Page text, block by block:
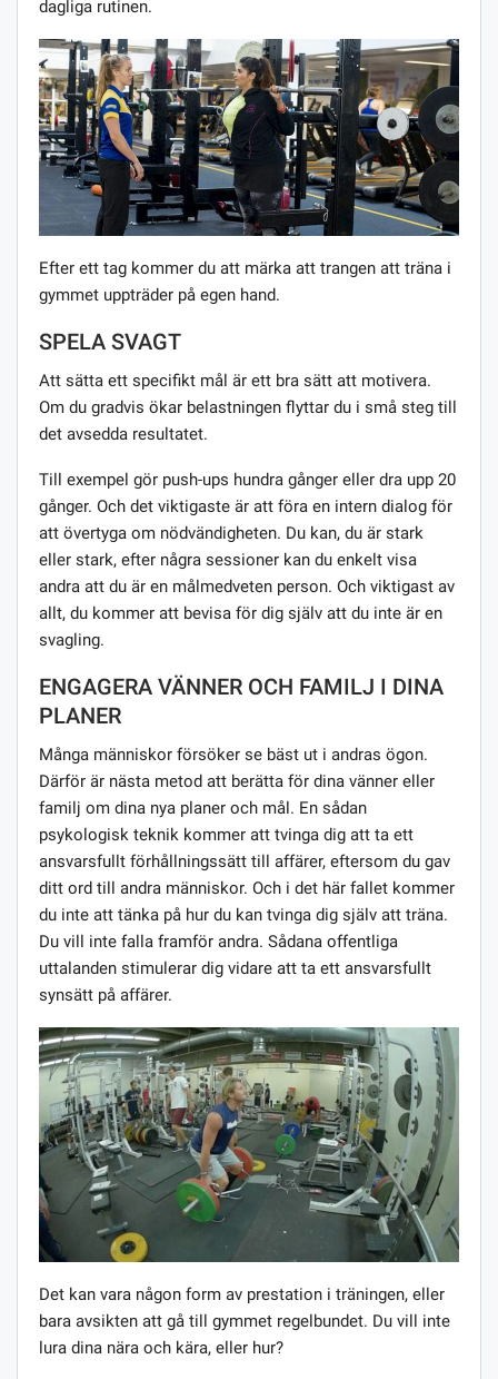
dagliga rutinen.
Efter ett tag kommer du att märka att trangen att träna i
gymmet uppträder på egen hand.
SPELA SVAGT
Att sätta ett specifikt mål är ett bra sätt att motivera.
Om du gradvis ökar belastningen flyttar du i små steg till
det avsedda resultatet.
Till exempel gör push-ups hundra gånger eller dra upp 20
gånger. Och det viktigaste är att föra en intern dialog för
att övertyga om nödvändigheten. Du kan, du är stark
eller stark, efter några sessioner kan du enkelt visa
andra att du är en målmedveten person. Och viktigast av
allt, du kommer att bevisa för dig själv att du inte är en
svagling.
ENGAGERA VÄNNER OCH FAMILJ I DINA
PLANER
Många människor försöker se bäst ut i andras ögon.
Därför är nästa metod att berätta för dina vänner eller
familj om dina nya planer och mål. En sådan
psykologisk teknik kommer att tvinga dig att ta ett
ansvarsfullt förhållningssätt till affärer, eftersom du gav
ditt ord till andra människor. Och i det här fallet kommer
du inte att tänka på hur du kan tvinga dig själv att träna.
Du vill inte falla framför andra. Sådana offentliga
uttalanden stimulerar dig vidare att ta ett ansvarsfullt
synsätt på affärer.
Det kan vara någon form av prestation i träningen, eller
bara avsikten att gå till gymmet regelbundet. Du vill inte
lura dina nära och kära, eller hur?